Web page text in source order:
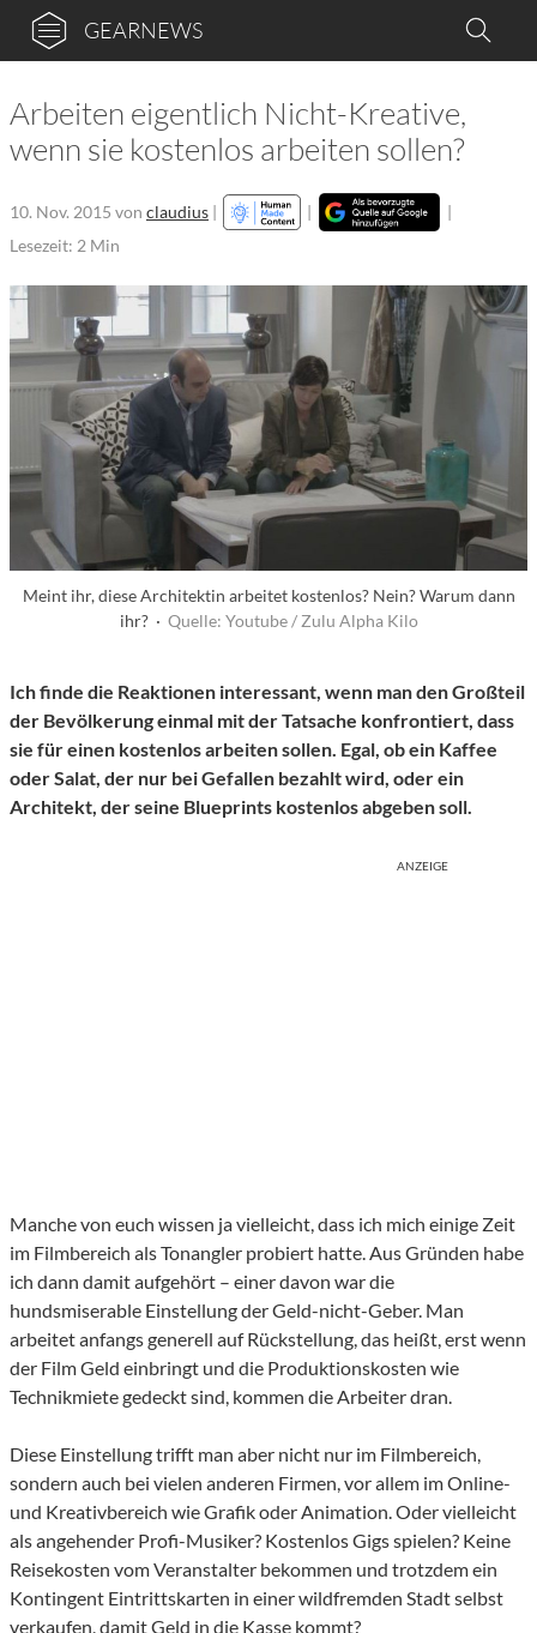
GEARNEWS
Arbeiten eigentlich Nicht-Kreative,
wenn sie kostenlos arbeiten sollen?
10. Nov. 2015 von claudius | |
|
Lesezeit: 2 Min
Meint ihr, diese Architektin arbeitet kostenlos? Nein? Warum dann
ihr? · Quelle: Youtube / Zulu Alpha Kilo
Ich finde die Reaktionen interessant, wenn man den Großteil
der Bevölkerung einmal mit der Tatsache konfrontiert, dass
sie für einen kostenlos arbeiten sollen. Egal, ob ein Kaffee
oder Salat, der nur bei Gefallen bezahlt wird, oder ein
Architekt, der seine Blueprints kostenlos abgeben soll.
ANZEIGE
Manche von euch wissen ja vielleicht, dass ich mich einige Zeit
im Filmbereich als Tonangler probiert hatte. Aus Gründen habe
ich dann damit aufgehört – einer davon war die
hundsmiserable Einstellung der Geld-nicht-Geber. Man
arbeitet anfangs generell auf Rückstellung, das heißt, erst wenn
der Film Geld einbringt und die Produktionskosten wie
Technikmiete gedeckt sind, kommen die Arbeiter dran.
Diese Einstellung trifft man aber nicht nur im Filmbereich,
sondern auch bei vielen anderen Firmen, vor allem im Online-
und Kreativbereich wie Grafik oder Animation. Oder vielleicht
als angehender Profi-Musiker? Kostenlos Gigs spielen? Keine
Reisekosten vom Veranstalter bekommen und trotzdem ein
Kontingent Eintrittskarten in einer wildfremden Stadt selbst
verkaufen, damit Geld in die Kasse kommt?